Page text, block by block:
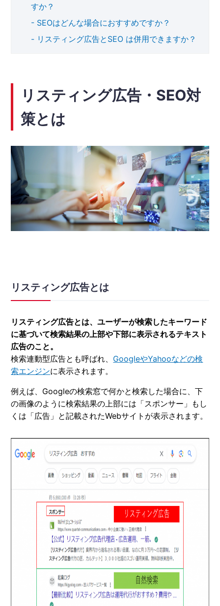
すか？
SEOはどんな場合におすすめですか？
リスティング広告とSEO は併用できますか？
リスティング広告・SEO対
策とは
リスティング広告とは
リスティング広告とは、ユーザーが検索したキーワード
に基づいて検索結果の上部や下部に表示されるテキスト
広告のこと。
検索連動型広告とも呼ばれ、 GoogleやYahooなどの検
索エンジンに表示されます。
例えば、Googleの検索窓で何かと検索した場合に、下
の画像のように検索結果の上部には「スポンサー」もし
くは「広告」と記載されたWebサイトが表示されます。